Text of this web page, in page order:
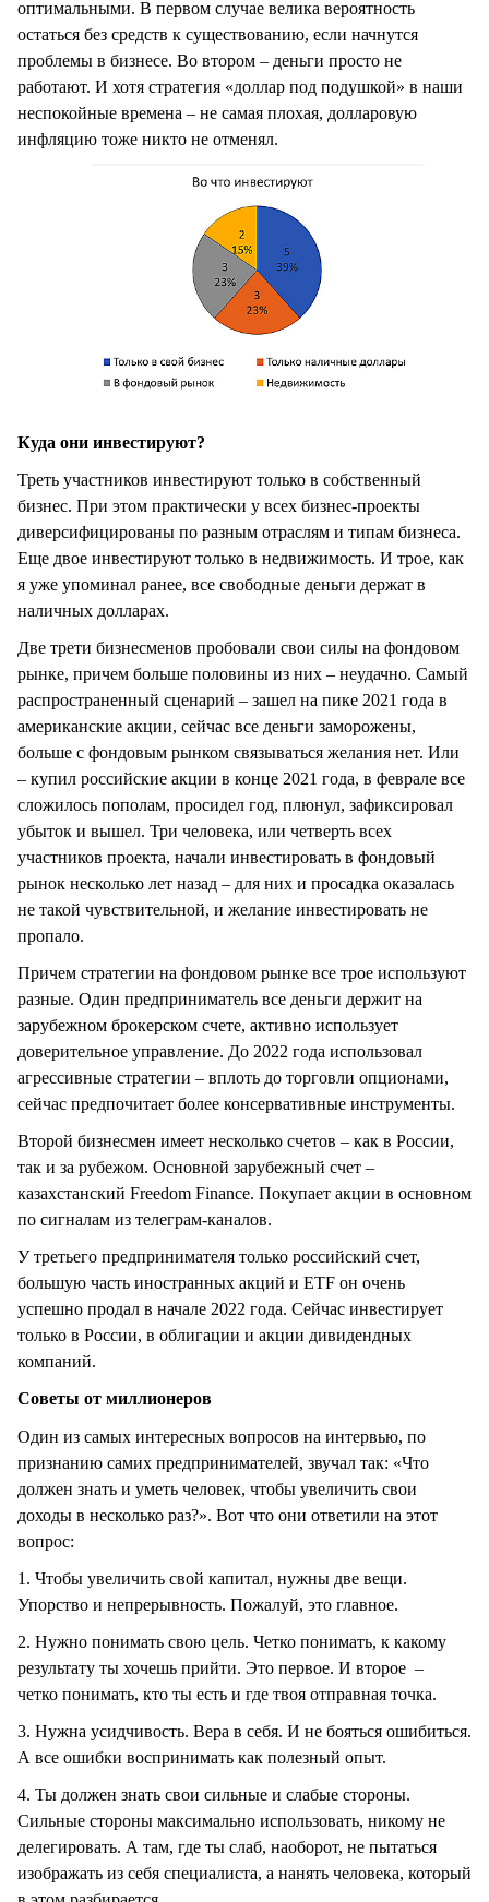
оптимальными. В первом случае велика вероятность
остаться без средств к существованию, если начнутся
проблемы в бизнесе. Во втором – деньги просто не
работают. И хотя стратегия «доллар под подушкой» в наши
неспокойные времена – не самая плохая, долларовую
инфляцию тоже никто не отменял.
Куда они инвестируют?
Треть участников инвестируют только в собственный
бизнес. При этом практически у всех бизнес-проекты
диверсифицированы по разным отраслям и типам бизнеса.
Еще двое инвестируют только в недвижимость. И трое, как
я уже упоминал ранее, все свободные деньги держат в
наличных долларах.
Две трети бизнесменов пробовали свои силы на фондовом
рынке, причем больше половины из них – неудачно. Самый
распространенный сценарий – зашел на пике 2021 года в
американские акции, сейчас все деньги заморожены,
больше с фондовым рынком связываться желания нет. Или
– купил российские акции в конце 2021 года, в феврале все
сложилось пополам, просидел год, плюнул, зафиксировал
убыток и вышел. Три человека, или четверть всех
участников проекта, начали инвестировать в фондовый
рынок несколько лет назад – для них и просадка оказалась
не такой чувствительной, и желание инвестировать не
пропало.
Причем стратегии на фондовом рынке все трое используют
разные. Один предприниматель все деньги держит на
зарубежном брокерском счете, активно использует
доверительное управление. До 2022 года использовал
агрессивные стратегии – вплоть до торговли опционами,
сейчас предпочитает более консервативные инструменты.
Второй бизнесмен имеет несколько счетов – как в России,
так и за рубежом. Основной зарубежный счет –
казахстанский Freedom Finance. Покупает акции в основном
по сигналам из телеграм-каналов.
У третьего предпринимателя только российский счет,
большую часть иностранных акций и ETF он очень
успешно продал в начале 2022 года. Сейчас инвестирует
только в России, в облигации и акции дивидендных
компаний.
Советы от миллионеров
Один из самых интересных вопросов на интервью, по
признанию самих предпринимателей, звучал так: «Что
должен знать и уметь человек, чтобы увеличить свои
доходы в несколько раз?». Вот что они ответили на этот
вопрос:
1. Чтобы увеличить свой капитал, нужны две вещи.
Упорство и непрерывность. Пожалуй, это главное.
2. Нужно понимать свою цель. Четко понимать, к какому
результату ты хочешь прийти. Это первое. И второе –
четко понимать, кто ты есть и где твоя отправная точка.
3. Нужна усидчивость. Вера в себя. И не бояться ошибиться.
А все ошибки воспринимать как полезный опыт.
4. Ты должен знать свои сильные и слабые стороны.
Сильные стороны максимально использовать, никому не
делегировать. А там, где ты слаб, наоборот, не пытаться
изображать из себя специалиста, а нанять человека, который